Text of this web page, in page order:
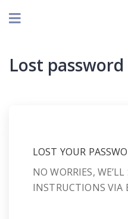
Lost password
LOST YOUR
NO WORRIES,
INSTRUCTIONS VIA